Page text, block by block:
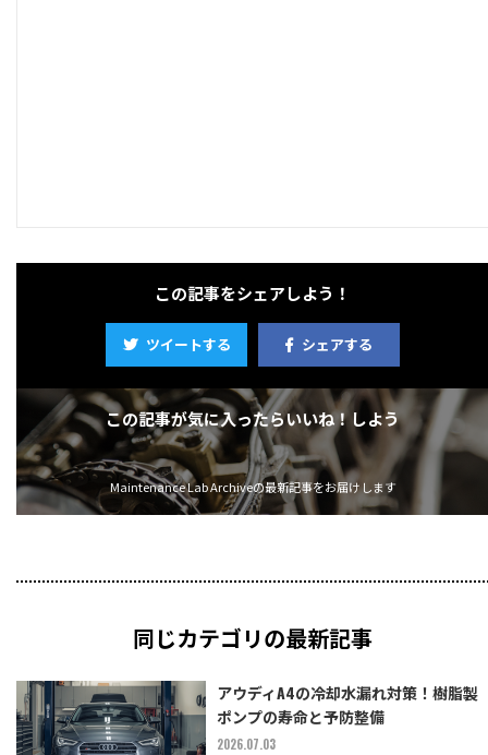
この記事をシェアしよう！
ツイートする シェアする
この記事が気に入ったらいいね！しよう
Maintenance Lab Archiveの最新記事をお届けします
同じカテゴリの最新記事
アウディA4の冷却水漏れ対策！樹脂製
ポンプの寿命と予防整備
2026.07.03